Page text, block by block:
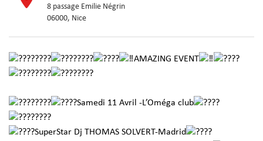
8 passage Emilie Négrin
06000, Nice
AMAZING EVENT
Samedi 11 Avril -L’Oméga club
SuperStar Dj THOMAS SOLVERT-Madrid